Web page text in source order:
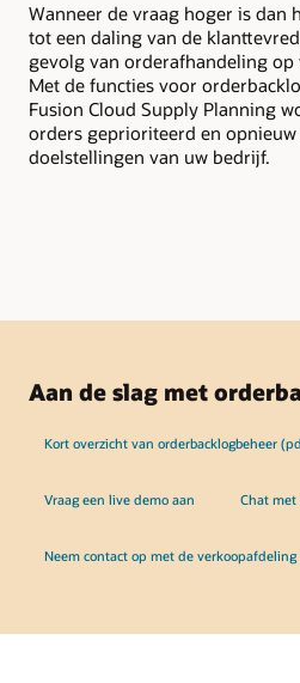
Wanneer de vraag hoger is dan
tot een daling van de
gevolg van orderafhandeling
Met de functies voor
Fusion Cloud Supply Planning
orders geprioriteerd en
doelstellingen van uw bedrijf.
Aan de slag met
Kort overzicht van orderbacklogbeheer
Vraag een live demo aan Chat met
Neem contact op met de verkoopafdeling